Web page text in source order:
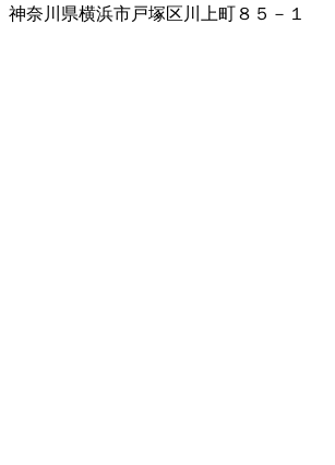
神奈川県横浜市戸塚区川上町８５－１